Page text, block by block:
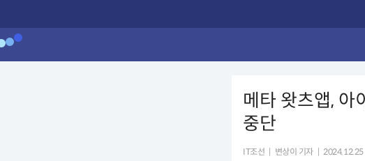
메타 왓츠앱, 아
중단
IT조선 변상이 기자 2024.12.25